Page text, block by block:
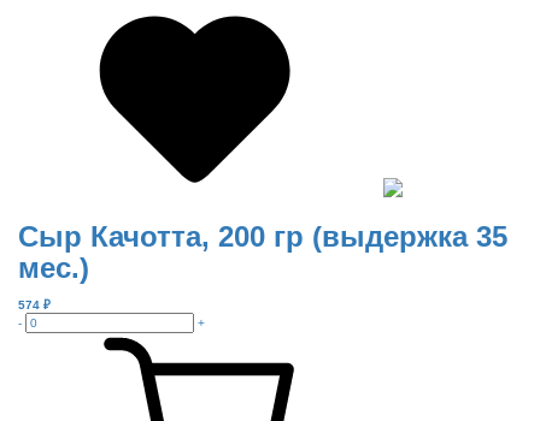
Сыр Качотта, 200 гр (выдержка 35
мес.)
574 ₽
-
+